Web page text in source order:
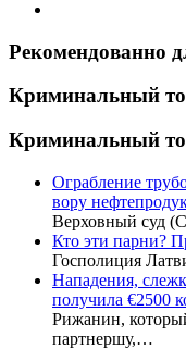
Рекомендованно
Криминальный
Криминальный
Ограбление
вору
Верховный суд
Кто эти парни?
Госполиция
Нападения,
получила €2500
Рижанин,
партнершу,…